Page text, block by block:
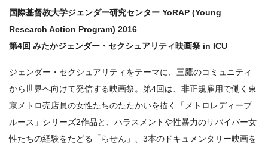
国際基督教大学ジェンダー研究センター YoRAP (Young
Research Action Program) 2016
第4回 みたかジェンダー・セクシュアリティ映画祭 in ICU
ジェンダー・セクシュアリティをテーマに、三鷹のコミュニティ
から世界へ向けて発信する映画祭。第4回は、非正規雇用で働く東
京メトロ売店員の女性たちのたたかいを描く「メトロレディーブ
ルース」シリーズ2作品と、ハラスメントや性暴力のサバイバー女
性たちの経験をたどる「らせん」、3本のドキュメンタリー映画を